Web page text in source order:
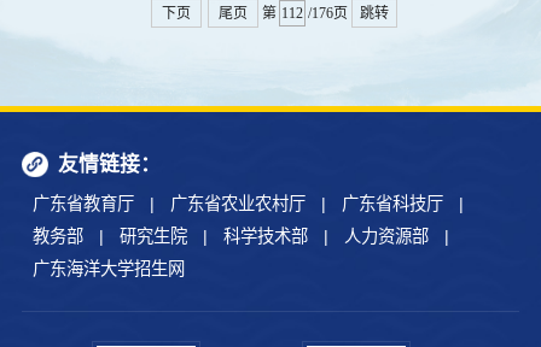
下页 尾页 第 /176页 跳转
友情链接：
广东省教育厅 | 广东省农业农村厅 | 广东省科技厅
|
教务部
| 研究生院 | 科学技术部 | 人力资源部
|
广东海洋大学招生网